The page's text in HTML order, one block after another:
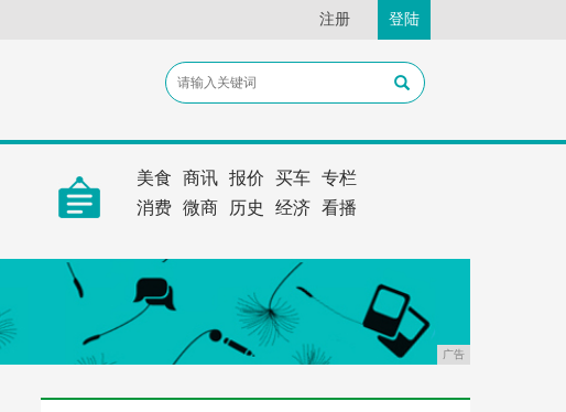
注册 登陆
美食 商讯 报价 买车 专栏
消费 微商 历史 经济 看播
广告